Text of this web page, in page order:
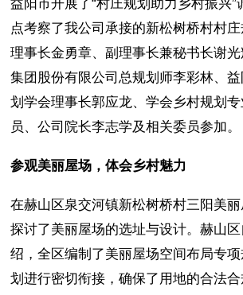
益阳市开展了“村庄规划助力乡村振兴
点考察了我公司承接的新松树桥村村
理事长金勇章、副理事长兼秘书长谢
集团股份有限公司总规划师李彩林、
划学会理事长郭应龙、学会乡村规划
员、公司院长李志学及相关委员参加。
参观美丽屋场，体会乡村魅力
在赫山区泉交河镇新松树桥村三阳美
探讨了美丽屋场的选址与设计。赫山
绍，全区编制了美丽屋场空间布局专
划进行密切衔接，确保了用地的合法合